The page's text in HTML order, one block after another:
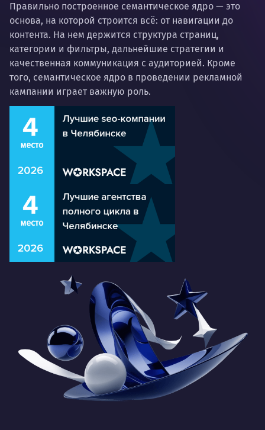
Правильно построенное семантическое ядро — это
основа, на которой строится всё: от навигации до
контента. На нем держится структура страниц,
категории и фильтры, дальнейшие стратегии и
качественная коммуникация с аудиторией. Кроме
того, семантическое ядро в проведении рекламной
кампании играет важную роль.